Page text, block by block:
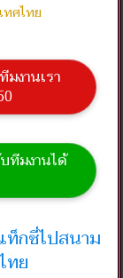
ศไทย
งานเรา
ทีมงานได้
ท็กซี่ไปสนาม
ทย